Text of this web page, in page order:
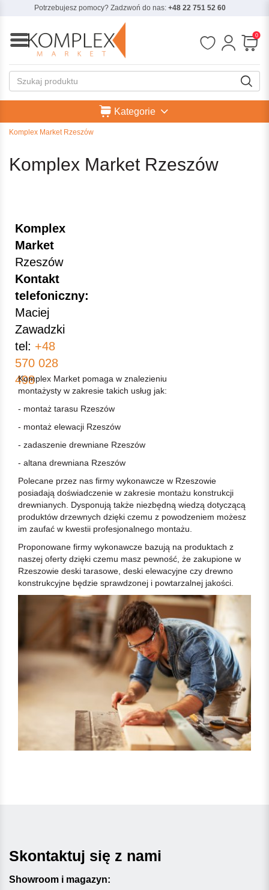
Potrzebujesz pomocy? Zadzwoń do nas: +48 22 751 52 60
0
Kategorie
Komplex Market Rzeszów
Komplex Market Rzeszów
Komplex
Market
Rzeszów
Kontakt
telefoniczny:
Maciej
Zawadzki
tel: +48
570 028
498
Komplex Market pomaga w znalezieniu
montażysty w zakresie takich usług jak:
- montaż tarasu Rzeszów
- montaż elewacji Rzeszów
- zadaszenie drewniane Rzeszów
- altana drewniana Rzeszów
Polecane przez nas firmy wykonawcze w Rzeszowie
posiadają doświadczenie w zakresie montażu konstrukcji
drewnianych. Dysponują także niezbędną wiedzą dotyczącą
produktów drzewnych dzięki czemu z powodzeniem możesz
im zaufać w kwestii profesjonalnego montażu.
Proponowane firmy wykonawcze bazują na produktach z
naszej oferty dzięki czemu masz pewność, że zakupione w
Rzeszowie deski tarasowe, deski elewacyjne czy drewno
konstrukcyjne będzie sprawdzonej i powtarzalnej jakości.
Skontaktuj się z nami
Showroom i magazyn: